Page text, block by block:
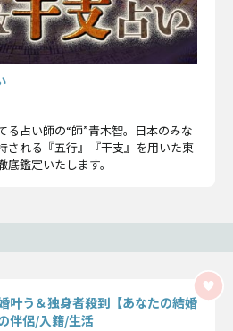
る占い師の“師”青木智。日本のみな
される『五行』『干支』を用いた東
鑑定いたします。
叶う＆独身者殺到【あなたの結婚
伴侶/入籍/生活